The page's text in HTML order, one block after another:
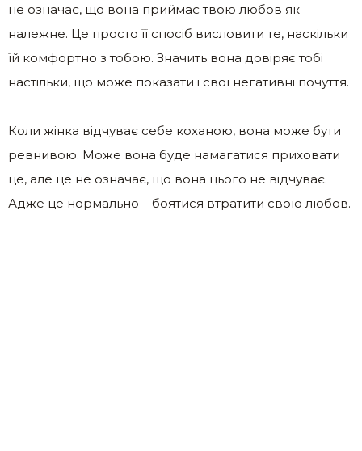
не означає, що вона приймає твою любов як
належне. Це просто її спосіб висловити те, наскільки
їй комфортно з тобою. Значить вона довіряє тобі
настільки, що може показати і свої негативні почуття.
Коли жінка відчуває себе коханою, вона може бути
ревнивою. Може вона буде намагатися приховати
це, але це не означає, що вона цього не відчуває.
Адже це нормально – боятися втратити свою любов.